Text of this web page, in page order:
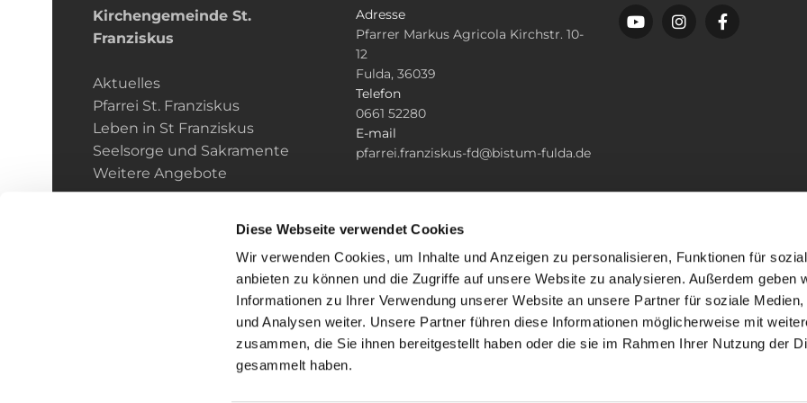
Diese Webseite verwendet Cookies
Wir verwenden Cookies, um Inhalte und Anzeigen zu personalisieren, Funktionen für
anbieten zu können und die Zugriffe auf unsere Website zu analysieren. Außerdem geben
Informationen zu Ihrer Verwendung unserer Website an unsere Partner für soziale Medien,
und Analysen weiter. Unsere Partner führen diese Informationen möglicherweise mit
zusammen, die Sie ihnen bereitgestellt haben oder die sie im Rahmen Ihrer Nutzung der
gesammelt haben.
Kirchengemeinde­­ St.
Franziskus
Aktuelles
Pfarrei St. Franziskus
Leben in St Franziskus
Seelsorge und Sakramente
Weitere Angebote
Adresse
Pfarrer Markus Agricola Kirchstr. 10-
12
Fulda, 36039
Telefon
0661 52280
E-mail
pfarrei.franziskus-fd@bistum-fulda.de
Impressum Datenschutzerklärung ChurchDesk-